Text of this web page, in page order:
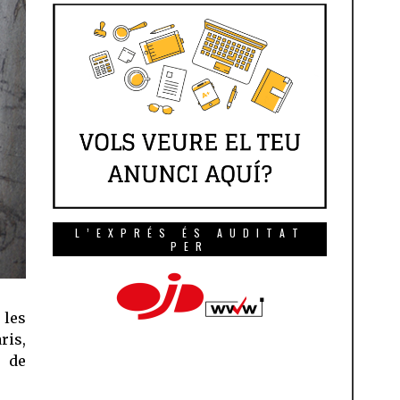
de
L’EXPRÉS ÉS AUDITAT
PER